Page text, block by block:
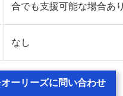
合でも支援可能な場合あり
なし
ーリーズに問い合わせ